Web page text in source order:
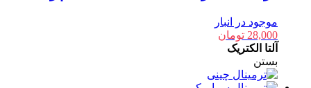
موجود در انبار
28,000 تومان
آلتا الکتریک
بستن